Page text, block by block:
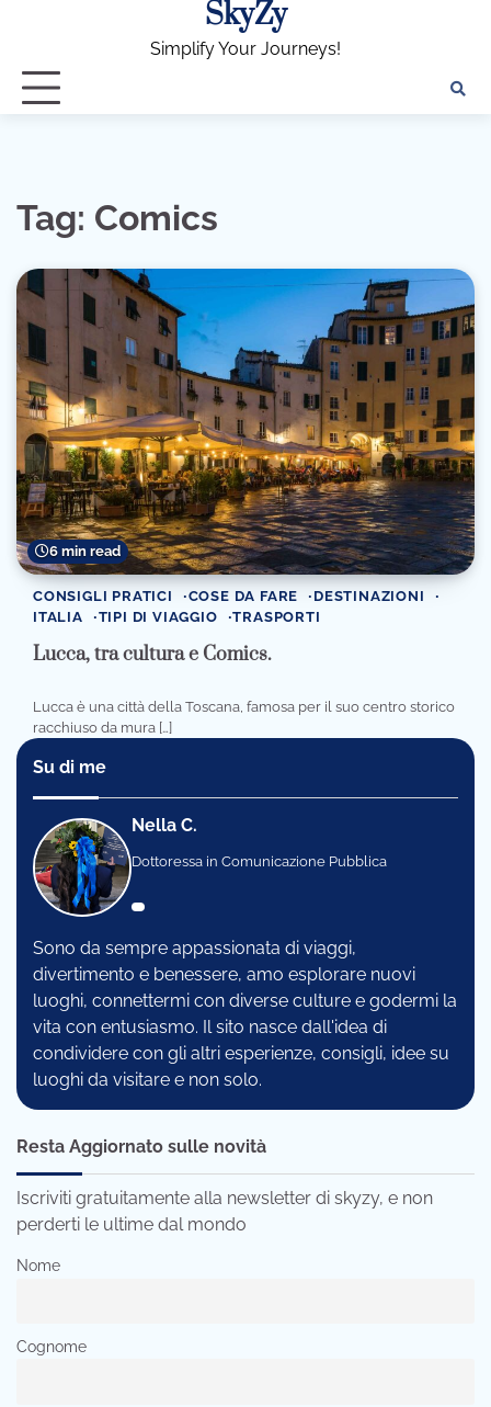
SkyZy
Simplify Your Journeys!
Tag: Comics
6 min read
CONSIGLI PRATICI COSE DA FARE
DESTINAZIONI
ITALIA
TIPI DI VIAGGIO TRASPORTI
Lucca, tra cultura e Comics.
Lucca è una città della Toscana, famosa per il suo centro storico
racchiuso da mura […]
Su di me
Nella C.
Dottoressa in Comunicazione Pubblica
Sono da sempre appassionata di viaggi,
divertimento e benessere, amo esplorare nuovi
luoghi, connettermi con diverse culture e godermi la
vita con entusiasmo. Il sito nasce dall'idea di
condividere con gli altri esperienze, consigli, idee su
luoghi da visitare e non solo.
Resta Aggiornato sulle novità
Iscriviti gratuitamente alla newsletter di skyzy, e non
perderti le ultime dal mondo
Nome
Cognome